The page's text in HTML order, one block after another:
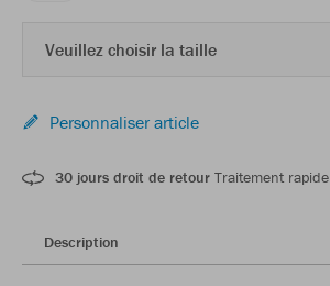
Veuillez choisir la taille
Personnaliser article
30 jours droit de retour Traitement rapide
Description